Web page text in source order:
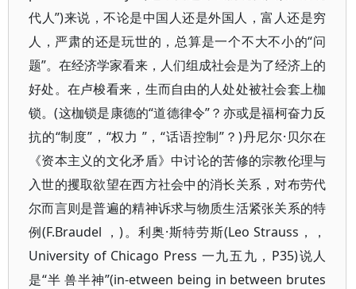
代人”)来说，不论是中国人还是外国人，富人还是穷
人，严肃的还是玩世的，总算是一个不大不小的“问
题”。在经济学家看来，人们组成社会是为了经济上的
好处。在卢梭看来，生而自由的人处处被社会套上枷
锁。(这枷锁是康德的“道德律令”？亦或是福柯奋力反
抗的“制度”，“权力 ”，“话语控制”？)丹尼尔·贝尔在
《资本主义的文化矛盾》中讨论的苦修的宗教伦理与
入世的攫取欲望在西方社会中的消长关系，对布劳代
尔而言则是普遍的精神诉求与物质生活紧张关系的特
例(F.Braudel ，)。利奥·斯特劳斯(Leo Strauss，，
University of Chicago Press 一九五九，P35)说人
是“半 兽半神”(in-etween being in between brutes